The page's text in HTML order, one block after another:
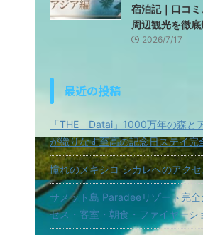
宿泊記｜口コミ
周辺観光を徹
2026/7/17
最近の投稿
「THE Datai」1000万年の森と
が織りなす至高の記念日ステイ完
憧れのメキシコ シカレへのアクセ
サメット島 Paradeeリゾート完全
セス・客室・朝食・ファイヤーシ